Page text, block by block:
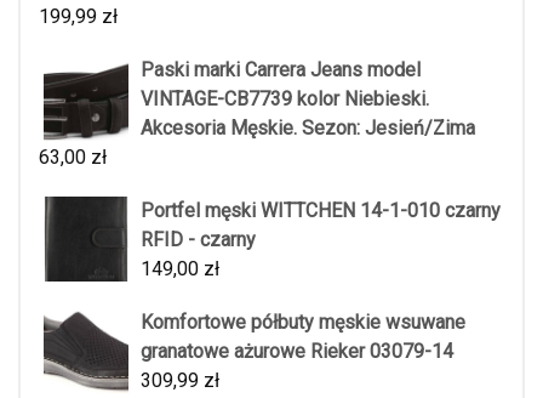
199,99 zł
Paski marki Carrera Jeans model
VINTAGE-CB7739 kolor Niebieski.
Akcesoria Męskie. Sezon: Jesień/Zima
63,00 zł
Portfel męski WITTCHEN 14-1-010 czarny
RFID - czarny
149,00 zł
Komfortowe półbuty męskie wsuwane
granatowe ażurowe Rieker 03079-14
309,99 zł